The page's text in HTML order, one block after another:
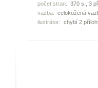
počet stran: 370 s., 3
vazba: celokožená
ilustrátor: chybí 2